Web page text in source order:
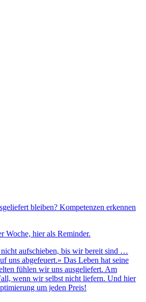
Woche, hier als Reminder.
aufschieben, bis wir bereit sind …
uns abgefeuert.» Das Leben hat seine
fühlen wir uns ausgeliefert. Am
wenn wir selbst nicht liefern. Und hier
um jeden Preis!